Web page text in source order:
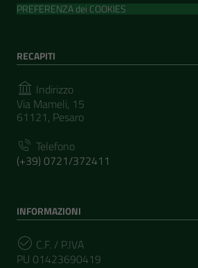
PREFERENZA dei COOKIES
RECAPITI
Indirizzo
Via Mameli, 15
61121, Pesaro
Telefono
(+39) 0721/372411
INFORMAZIONI
C.F. / P.IVA
PU 01423690419